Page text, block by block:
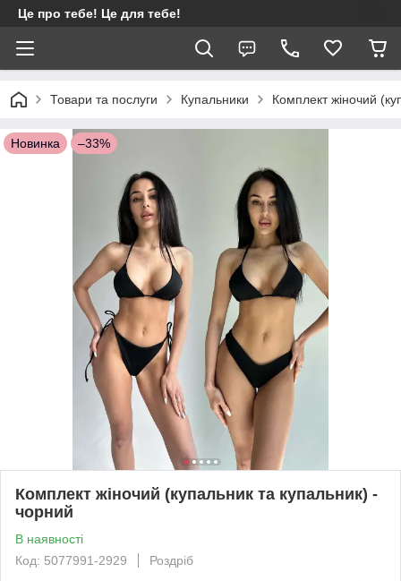
Це про тебе! Це для тебе!
Товари та послуги Купальники Комплект жіночий
Новинка –33%
Комплект жіночий (купальник та купальник) -
чорний
В наявності
Код: 5077991-2929
Роздріб